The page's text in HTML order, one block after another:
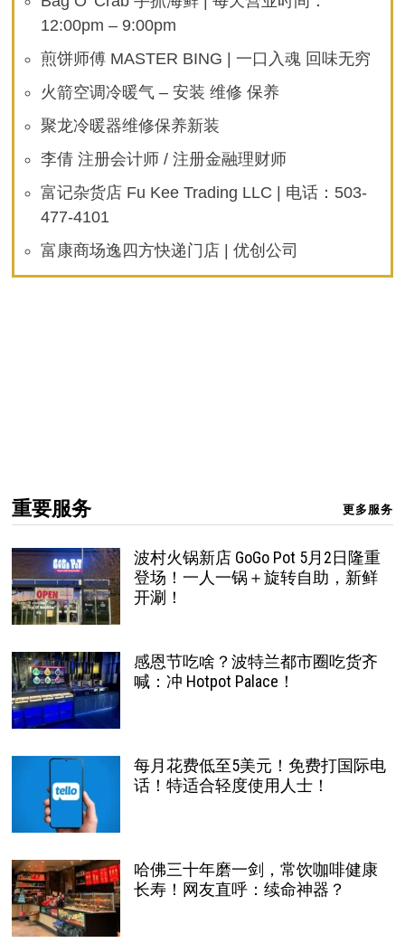
12:00pm – 9:00pm
煎饼师傅 MASTER BING | 一口入魂 回味无穷
火箭空调冷暖气 – 安装 维修 保养
聚龙冷暖器维修保养新装
李倩 注册会计师 / 注册金融理财师
富记杂货店 Fu Kee Trading LLC | 电话：503-
477-4101
富康商场逸四方快递门店 | 优创公司
重要服务 更多服务
波村火锅新店 GoGo Pot 5月2日隆重
登场！一人一锅＋旋转自助，新鲜
开涮！
感恩节吃啥？波特兰都市圈吃货齐
喊：冲 Hotpot Palace！
每月花费低至5美元！免费打国际电
话！特适合轻度使用人士！
哈佛三十年磨一剑，常饮咖啡健康
长寿！网友直呼：续命神器？